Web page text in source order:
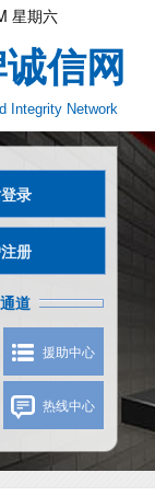
星期六
信网
Integrity Network
录
册
道
援助中心
热线中心